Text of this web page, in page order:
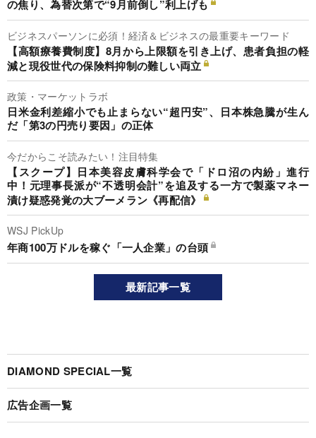
の焦り、為替次第で“9月前倒し”利上げも
ビジネスパーソンに必須！経済＆ビジネスの最重要キーワード
【高額療養費制度】8月から上限額を引き上げ、患者負担の軽
減と現役世代の保険料抑制の難しい両立
政策・マーケットラボ
日米金利差縮小でも止まらない“超円安”、日本株急騰が生ん
だ「第3の円売り要因」の正体
今だからこそ読みたい！注目特集
【スクープ】日本美容皮膚科学会で「ドロ沼の内紛」進行
中！元理事長派が“不透明会計”を追及する一方で製薬マネー
漬け疑惑発覚の大ブーメラン《再配信》
WSJ PickUp
年商100万ドルを稼ぐ「一人企業」の台頭
最新記事一覧
DIAMOND SPECIAL一覧
広告企画一覧